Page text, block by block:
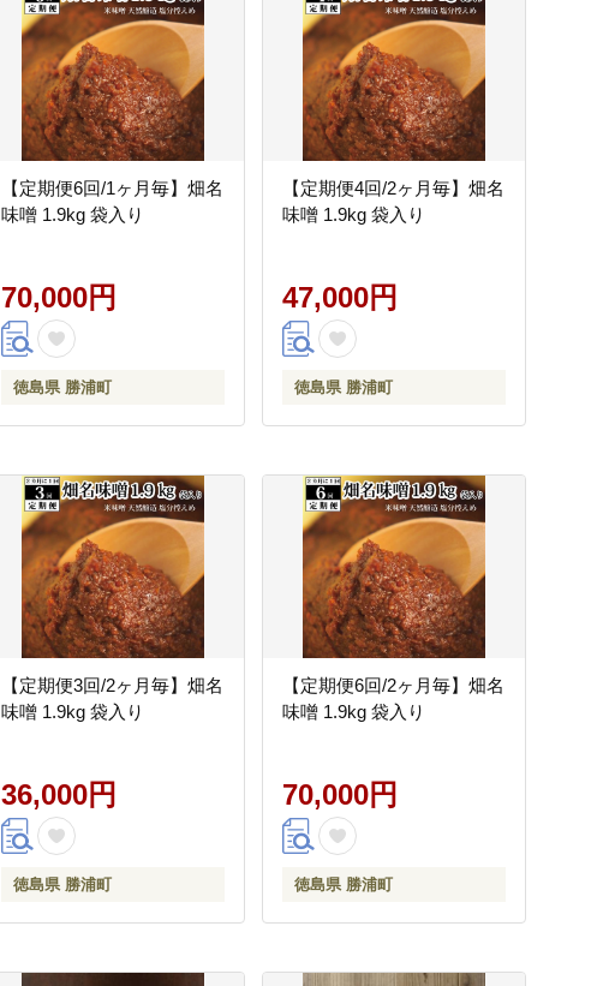
【定期便6回/1ヶ月毎】畑名
味噌 1.9kg 袋入り
70,000円
徳島県 勝浦町
【定期便4回/2ヶ月毎】畑名
味噌 1.9kg 袋入り
47,000円
徳島県 勝浦町
【定期便3回/2ヶ月毎】畑名
味噌 1.9kg 袋入り
36,000円
徳島県 勝浦町
【定期便6回/2ヶ月毎】畑名
味噌 1.9kg 袋入り
70,000円
徳島県 勝浦町